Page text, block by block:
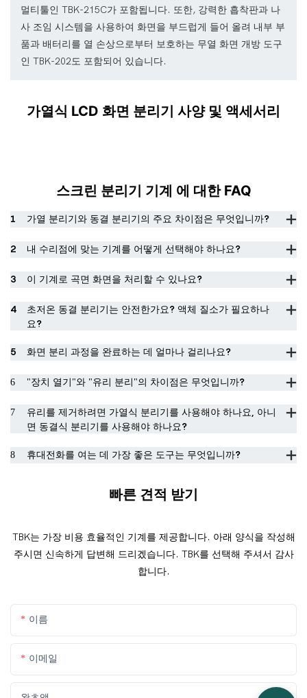
멀티툴인 TBK-215C가 포함됩니다. 또한, 강력한 흡착판과 나
사 조임 시스템을 사용하여 화면을 부드럽게 들어 올려 내부 부
품과 배터리를 열 손상으로부터 보호하는 무열 화면 개방 도구
인 TBK-202도 포함되어 있습니다.
가열식 LCD 화면 분리기 사양 및 액세서리
스크린 분리기 기계 에 대한 FAQ
1 가열 분리기와 동결 분리기의 주요 차이점은 무엇입니까?
2 내 수리점에 맞는 기계를 어떻게 선택해야 하나요?
3 이 기계로 곡면 화면을 처리할 수 있나요?
4
초저온 동결 분리기는 안전한가요? 액체 질소가 필요하나
요?
5 화면 분리 과정을 완료하는 데 얼마나 걸리나요?
6 "장치 열기"와 "유리 분리"의 차이점은 무엇입니까?
7
유리를 제거하려면 가열식 분리기를 사용해야 하나요, 아니
면 동결식 분리기를 사용해야 하나요?
8 휴대전화를 여는 데 가장 좋은 도구는 무엇입니까?
빠른 견적 받기
TBK는 가장 비용 효율적인 기계를 제공합니다. 아래 양식을 작성해
주시면 신속하게 답변해 드리겠습니다. TBK를 선택해 주셔서 감사
합니다.
이름
이메일